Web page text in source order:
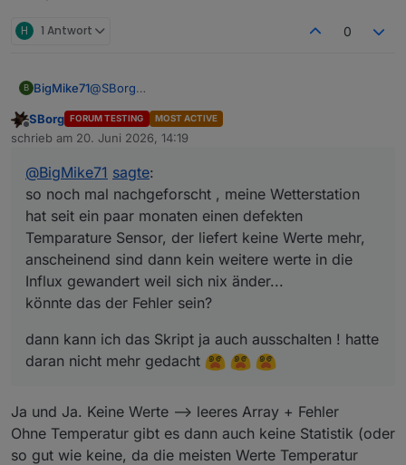
Außeneinheit. Evtl. wäre das bei Dir also auch eine
H 1 Antwort 0
B BigMike71@SBorg
das System immer aktuell und nun ist das auf einmal
jede Nacht und geht auf Gelb das Skript...
komisch
ps:
so noch mal nachgeforscht , meine Wetterstation hat
Sensor, der liefert keine Werte mehr, anscheinend
sind dann kein weitere werte in die Influx
gewandert weil sich nix änder...
könnte das der Fehler sein?
daran nicht mehr gedacht
Wetter Station Froggit 1500... war ein Monat aus der
Garantiezeit, keinerlei Kulanz -> soll neu kaufen für
100€ die Aussenstation... habe ich nicht gemacht :/
Offline
SBorg FORUM TESTING MOST ACTIVE
schrieb am 20. Juni 2026, 14:19
zuletzt editiert von
@BigMike71 sagte:
so noch mal nachgeforscht , meine Wetterstation
hat seit ein paar monaten einen defekten
Temparature Sensor, der liefert keine Werte mehr,
anscheinend sind dann kein weitere werte in die
Influx gewandert weil sich nix änder...
könnte das der Fehler sein?
dann kann ich das Skript ja auch ausschalten ! hatte
daran nicht mehr gedacht
Ja und Ja. Keine Werte --> leeres Array + Fehler
Ohne Temperatur gibt es dann auch keine Statistik (oder
so gut wie keine, da die meisten Werte Temperatur